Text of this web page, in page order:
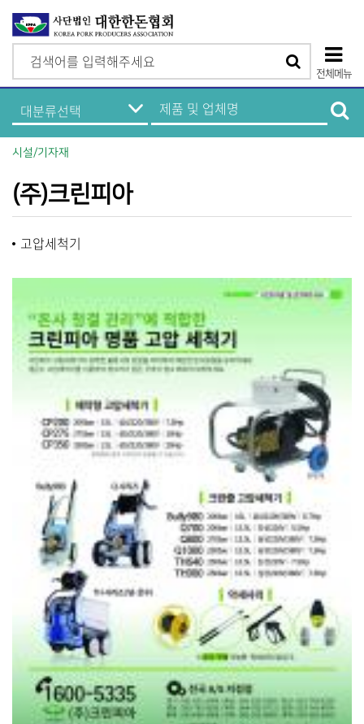
색
전체메뉴
단
모
일
메
뉴
기
업
정
보
뉴
품
및
업
시설/기자재
(주)크린피아
고압세척기